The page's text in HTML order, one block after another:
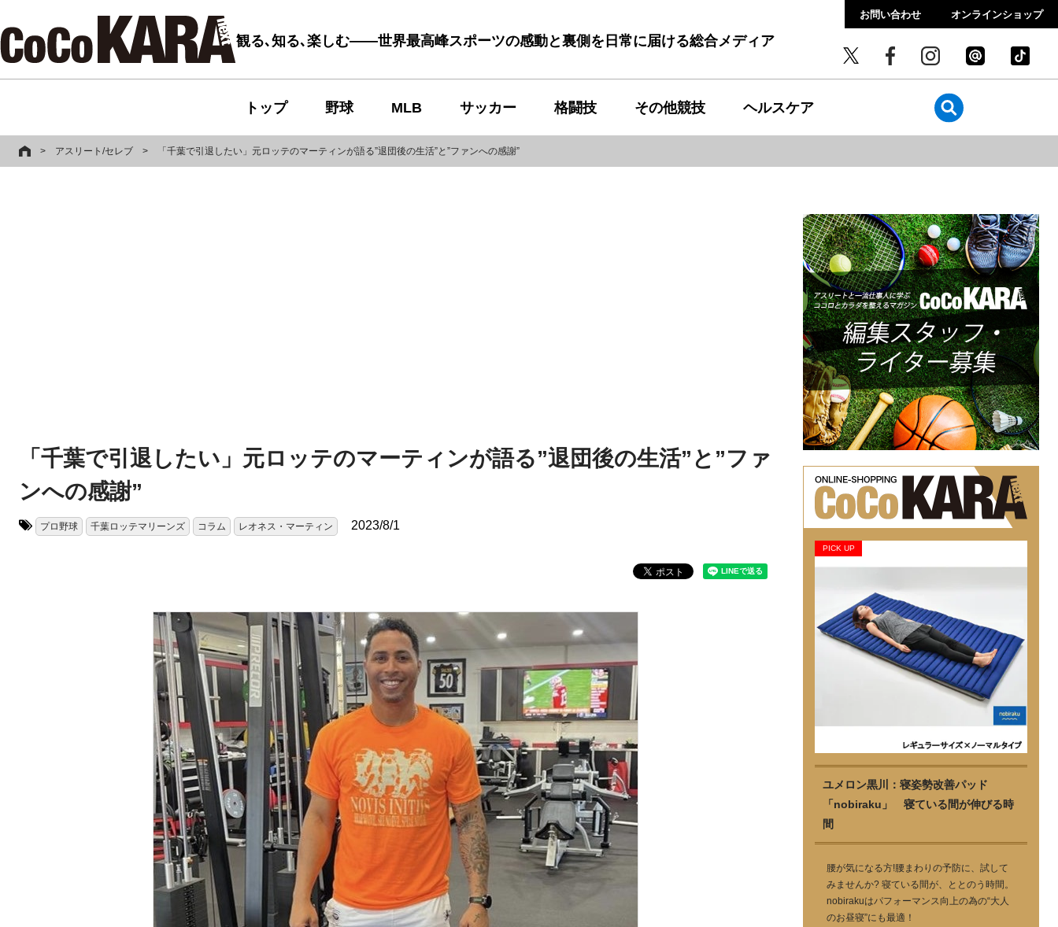
観る､知る､楽しむ――世界最高峰スポーツの感動と裏側を日常に届ける総合メディア
お問い合わせ オンラインショップ
トップ 野球 MLB サッカー 格闘技 その他競技 ヘルスケア
> アスリート/セレブ > 「千葉で引退したい」元ロッテのマーティンが語る”退団後の生活”と”ファンへの感謝”
「千葉で引退したい」元ロッテのマーティンが語る”退団後の生活”と”ファ
ンへの感謝”
プロ野球 千葉ロッテマリーンズ コラム レオネス・マーティン 2023/8/1
PICK UP
ユメロン黒川：寝姿勢改善パッド
「nobiraku」 寝ている間が伸びる時
間
腰が気になる方!腰まわりの予防に、試して
みませんか? 寝ている間が、ととのう時間。
nobirakuはパフォーマンス向上の為の“大人
のお昼寝”にも最適！